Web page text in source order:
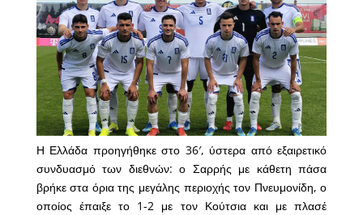
Η Ελλάδα προηγήθηκε στο 36′, ύστερα από εξαιρετικό
συνδυασμό των διεθνών: ο Σαρρής με κάθετη πάσα
βρήκε στα όρια της μεγάλης περιοχής τον Πνευμονίδη, ο
οποίος έπαιξε το 1-2 με τον Κούτσια και με πλασέ